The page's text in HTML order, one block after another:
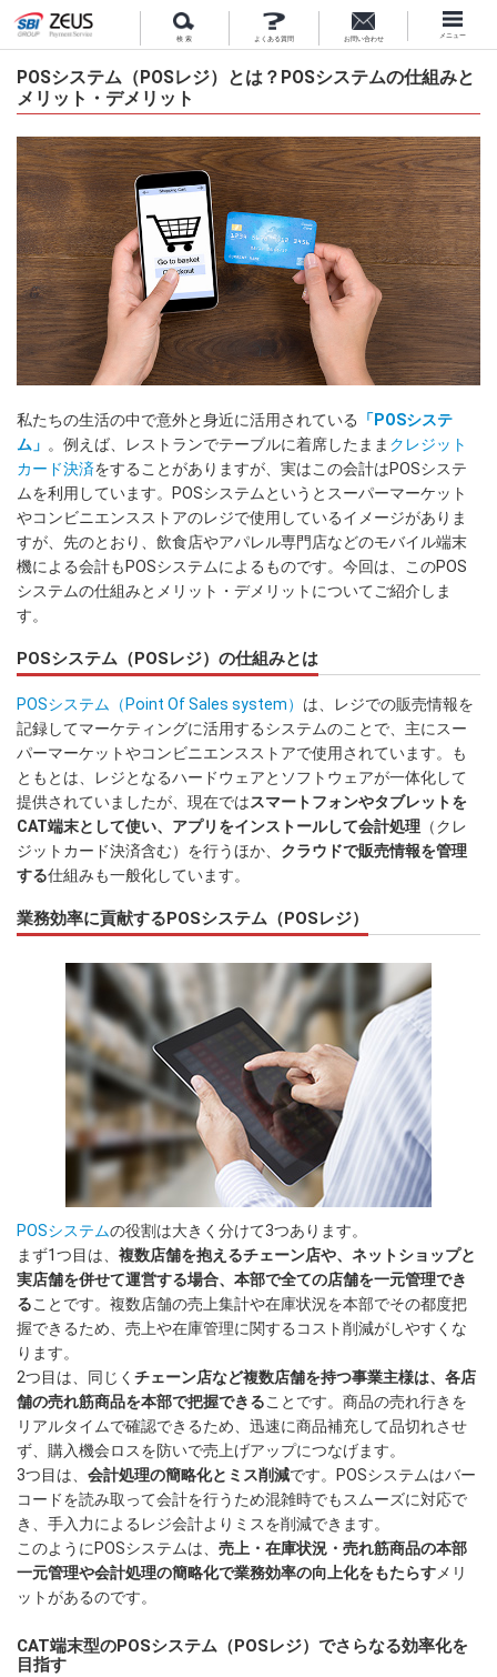
メニュー
お問い合わせ
よくある質問
検 索
POSシステム（POSレジ）とは？POSシステムの仕組みと
メリット・デメリット
私たちの生活の中で意外と身近に活用されている
「POSシステ
ム」 。例えば、レストランでテーブルに着席したまま クレジット
カード決済をすることがありますが、実はこの会計はPOSシステ
ムを利用しています。POSシステムというとスーパーマーケット
やコンビニエンスストアのレジで使用しているイメージがありま
すが、先のとおり、飲食店やアパレル専門店などのモバイル端末
機による会計もPOSシステムによるものです。今回は、このPOS
システムの仕組みとメリット・デメリットについてご紹介しま
す。
POSシステム（POSレジ）の仕組みとは
POSシステム（Point Of Sales system） は、レジでの販売情報を
記録してマーケティングに活用するシステムのことで、主にスー
パーマーケットやコンビニエンスストアで使用されています。も
ともとは、レジとなるハードウェアとソフトウェアが一体化して
提供されていましたが、現在ではスマートフォンやタブレットを
CAT端末として使い、アプリをインストールして会計処理 （クレ
ジットカード決済含む）を行うほか、 クラウドで販売情報を管理
する仕組みも一般化しています。
業務効率に貢献するPOSシステム（POSレジ）
POSシステムの役割は大きく分けて3つあります。
まず1つ目は、 複数店舗を抱えるチェーン店や、ネットショップと
実店舗を併せて運営する場合、本部で全ての店舗を一元管理でき
ることです。複数店舗の売上集計や在庫状況を本部でその都度把
握できるため、売上や在庫管理に関するコスト削減がしやすくな
ります。
2つ目は、同じく チェーン店など複数店舗を持つ事業主様は、各店
舗の売れ筋商品を本部で把握できることです。商品の売れ行きを
リアルタイムで確認できるため、迅速に商品補充して品切れさせ
ず、購入機会ロスを防いで売上げアップにつなげます。
3つ目は、 会計処理の簡略化とミス削減です。POSシステムはバー
コードを読み取って会計を行うため混雑時でもスムーズに対応で
き、手入力によるレジ会計よりミスを削減できます。
このようにPOSシステムは、 売上・在庫状況・売れ筋商品の本部
一元管理や会計処理の簡略化で業務効率の向上化をもたらすメリ
ットがあるのです。
CAT端末型のPOSシステム（POSレジ）でさらなる効率化を
目指す